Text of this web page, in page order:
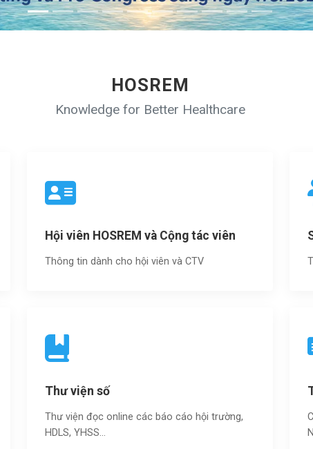
HOSREM
Knowledge for Better Healthcare
Hội viên HOSREM và Cộng tác viên
Thông tin dành cho hội viên và CTV
Thư viện số
Thư viện đọc online các báo cáo hội trường,
HDLS, YHSS…